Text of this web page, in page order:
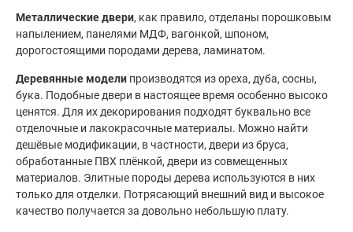
Металлические двери, как правило, отделаны порошковым
напылением, панелями МДФ, вагонкой, шпоном,
дорогостоящими породами дерева, ламинатом.
Деревянные модели производятся из ореха, дуба, сосны,
бука. Подобные двери в настоящее время особенно высоко
ценятся. Для их декорирования подходят буквально все
отделочные и лакокрасочные материалы. Можно найти
дешёвые модификации, в частности, двери из бруса,
обработанные ПВХ плёнкой, двери из совмещенных
материалов. Элитные породы дерева используются в них
только для отделки. Потрясающий внешний вид и высокое
качество получается за довольно небольшую плату.